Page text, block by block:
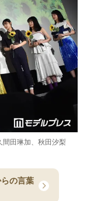
田琳加、秋田汐梨
の言葉